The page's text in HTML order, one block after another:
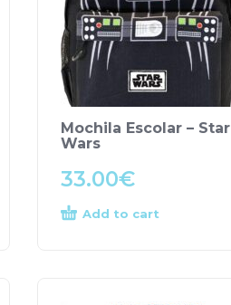
Mochila Escolar – Star
Wars
33.00€
Add to cart